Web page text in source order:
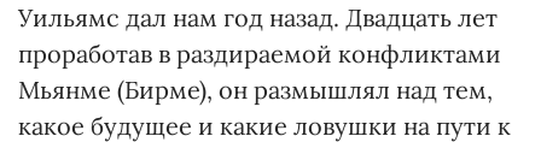
Уильямс дал нам год назад. Двадцать лет
проработав в раздираемой конфликтами
Мьянме (Бирме), он размышлял над тем,
какое будущее и какие ловушки на пути к